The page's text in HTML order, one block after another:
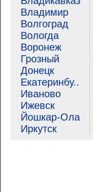
Владимир
Волгоград
Вологда
Воронеж
Грозный
Донецк
Екатеринбу..
Иваново
Ижевск
Йошкар-Ола
Иркутск